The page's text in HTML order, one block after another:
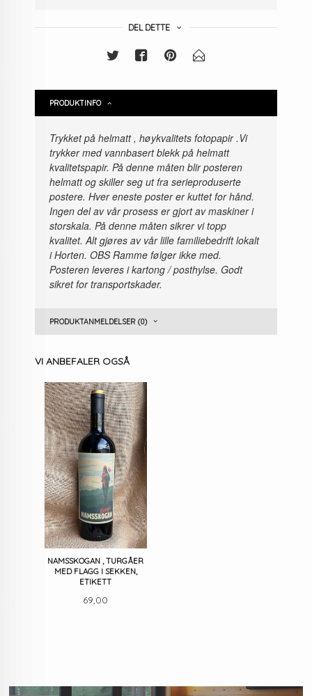
DEL DETTE
PRODUKTINFO
Trykket på helmatt , høykvalitets fotopapir.Vi
trykker med vannbasert blekk på helmatt
kvalitetspapir. På denne måten blir posteren
helmatt og skiller seg ut fra serieproduserte
postere. Hver eneste poster er kuttet for hånd.
Ingen del av vår prosess er gjort av maskiner i
storskala. På denne måten sikrer vi topp
kvalitet. Alt gjøres av vår lille familiebedrift lokalt
i Horten. OBS Ramme følger ikke med.
Posteren leveres i kartong / posthylse. Godt
sikret for transportskader.
PRODUKTANMELDELSER (0)
VI ANBEFALER OGSÅ
NAMSSKOGAN , TURGÅER
MED FLAGG I SEKKEN,
ETIKETT
Pris
69,00